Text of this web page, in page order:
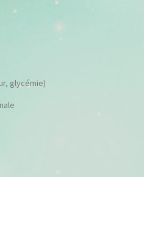
glycémie)